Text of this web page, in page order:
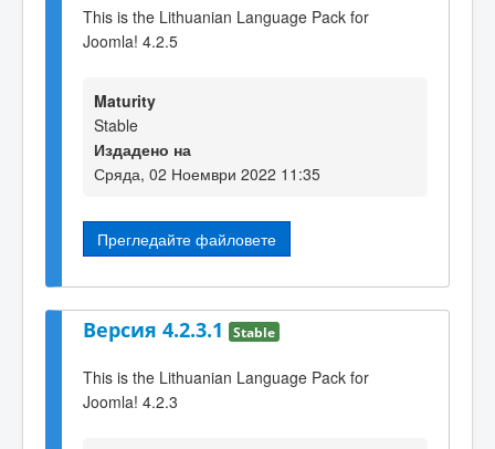
This is the Lithuanian Language Pack for
Joomla! 4.2.5
Maturity
Stable
Издадено на
Сряда, 02 Ноември 2022 11:35
Прегледайте файловете
Версия 4.2.3.1 Stable
This is the Lithuanian Language Pack for
Joomla! 4.2.3